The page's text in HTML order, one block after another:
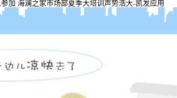
加 海澜之家市场部夏季大培训声势浩大-凯发应用